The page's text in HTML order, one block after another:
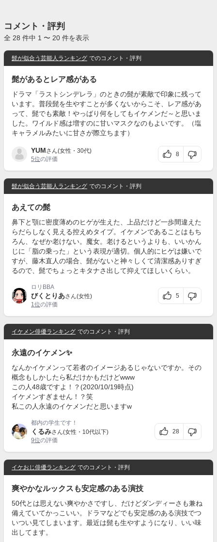
コメント・評判
全 28 件中 1 〜 20 件を表示
髭が似合う芸能人ランキング でのコメント・評判
髭があるとレア感がある
ドラマ「ラストシンデレラ」のときの髭が素敵で印象に残って
います。普段髭を生やすことが多くないからこそ、レア感があ
って、髭でも素敵！やっばり何をしてもイケメンだ～と思いま
した。ワイルド感は増すのに甘いマスクなのもよいです。（塩
キャラメルみたいに甘さが際立ちます）
YUMさん(女性・30代)
5位の評価
8
髭が似合う芸能人ランキング でのコメント・評判
あえての髭
鼻下と顎に密度薄めのヒゲが生えた、上品だけど一歩間違えた
らだらしなく見える控えめタイプ。イケメンであることはもち
ろん、なぜか老けない。魔女。老けるというよりも、いいかん
じに「脂の乗った」という表現が適切。個人的にヒゲは嫌いで
すが、藤木直人の場合、髭がないと神々しくて清潔感ありすぎ
るので、髭でちょっとキタナさ出して抑えてほしいくらい。
ロリBBA
びくとりあさん(女性)
1位の評価
5
イケメン俳優ランキング でのコメント・評判
永遠のイケメン✨
なんかイケメンって若者のイメージあるじゃないですか。その
概念もしかしたら私だけかもだけどwww
この人48歳ですよ！？(2020/10/19時点)
イケメンすぎません！？笑
私この人永遠のイケメンだと思いますw
都内の学生です！
くるみさん(女性・10代以下)
9位の評価
28
イケおじ俳優ランキング でのコメント・評判
爽やかなルックスも安定感のある演技
50代とは思えない爽やかさですし、だけどダンディーさも兼ね
備えていてかっこいい。ドラマなどでも安定感のある演技でつ
いつい見てしまいます。最近は髭も生やすようになり、いい味
出してます。